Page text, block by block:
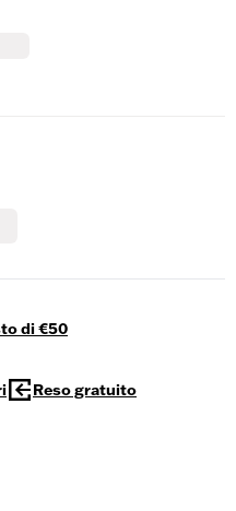
di €50
Reso gratuito